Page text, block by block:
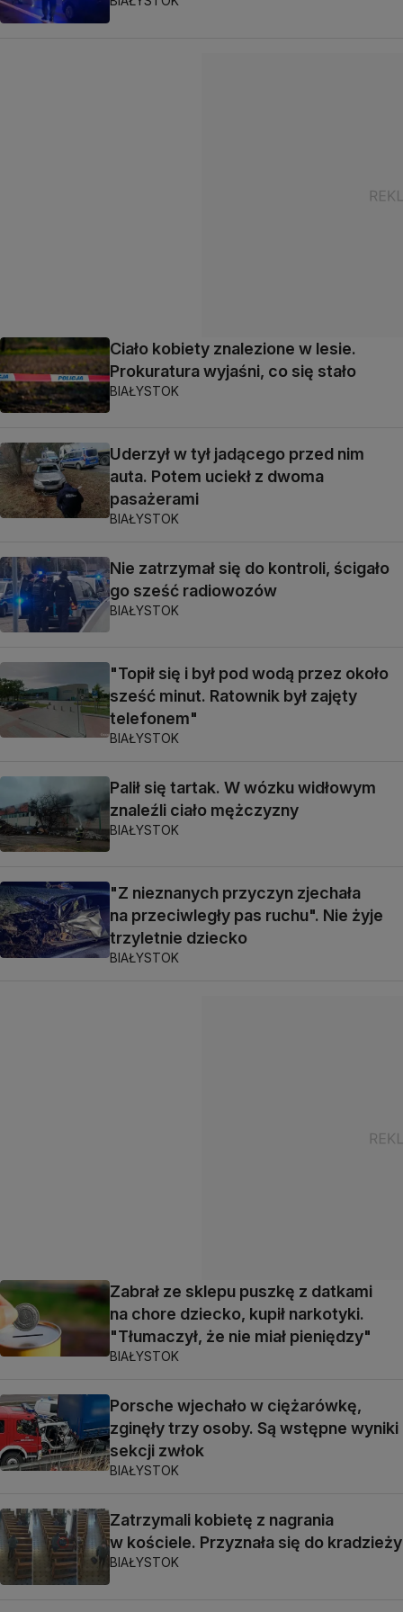
Ciało kobiety znalezione w lesie.
Prokuratura wyjaśni, co się stało
BIAŁYSTOK
Uderzył w tył jadącego przed nim
auta. Potem uciekł z dwoma
pasażerami
BIAŁYSTOK
Nie zatrzymał się do kontroli, ścigało
go sześć radiowozów
BIAŁYSTOK
"Topił się i był pod wodą przez około
sześć minut. Ratownik był zajęty
telefonem"
BIAŁYSTOK
Palił się tartak. W wózku widłowym
znaleźli ciało mężczyzny
BIAŁYSTOK
"Z nieznanych przyczyn zjechała
na przeciwległy pas ruchu". Nie żyje
trzyletnie dziecko
BIAŁYSTOK
Zabrał ze sklepu puszkę z datkami
na chore dziecko, kupił narkotyki.
"Tłumaczył, że nie miał pieniędzy"
BIAŁYSTOK
Porsche wjechało w ciężarówkę,
zginęły trzy osoby. Są wstępne wyniki
sekcji zwłok
BIAŁYSTOK
Zatrzymali kobietę z nagrania
w kościele. Przyznała się do kradzieży
BIAŁYSTOK